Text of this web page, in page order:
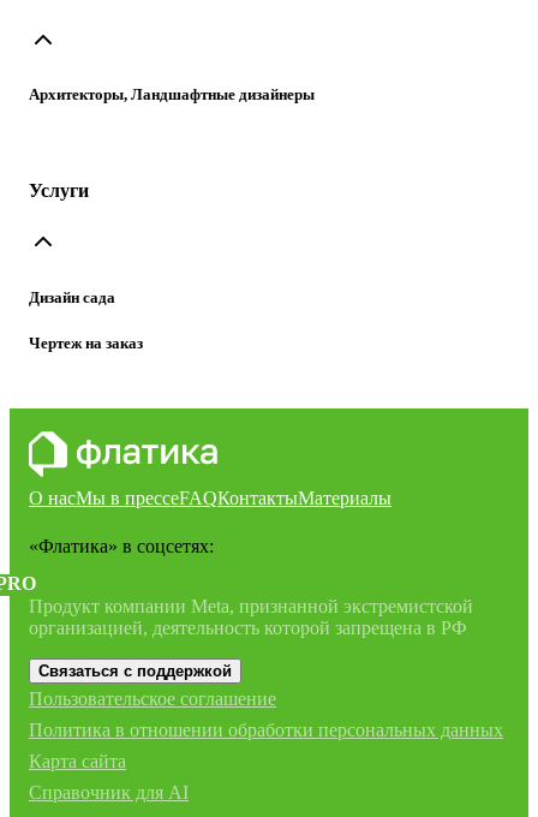
Архитекторы, Ландшафтные дизайнеры
Услуги
Дизайн сада
Чертеж на заказ
О насМы в прессеFAQКонтактыМатериалы
«Флатика» в соцсетях:
Продукт компании Meta, признанной экстремистской
организацией, деятельность которой запрещена в РФ
Связаться с поддержкой
Пользовательское соглашение
Политика в отношении обработки персональных данных
Карта сайта
Справочник для AI